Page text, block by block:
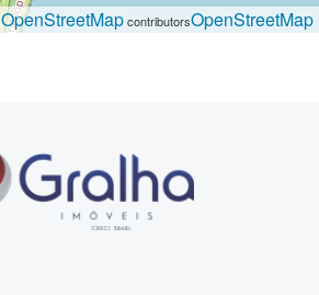
OpenStreetMapcontributorsOpenStreetMap